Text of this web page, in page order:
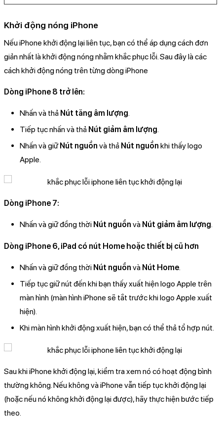
Khởi động nóng iPhone
Nếu iPhone khởi động lại liên tục, bạn có thể áp dụng cách đơn
giản nhất là khởi động nóng nhằm khắc phục lỗi. Sau đây là các
cách khởi động nóng trên từng dòng iPhone
Dòng iPhone 8 trở lên:
Nhấn và thả Nút tăng âm lượng.
Tiếp tục nhấn và thả Nút giảm âm lượng.
Nhấn và giữ Nút nguồn và thả Nút nguồn khi thấy logo
Apple.
Dòng iPhone 7:
Nhấn và giữ đồng thời Nút nguồn và Nút giảm âm lượng.
Dòng iPhone 6, iPad có nút Home hoặc thiết bị cũ hơn
Nhấn và giữ đồng thời Nút nguồn và Nút Home.
Tiếp tục giữ nút đến khi bạn thấy xuất hiện logo Apple trên
màn hình (màn hình iPhone sẽ tắt trước khi logo Apple xuất
hiện).
Khi màn hình khởi động xuất hiện, bạn có thể thả tổ hợp nút.
Sau khi iPhone khởi động lại, kiểm tra xem nó có hoạt động bình
thường không. Nếu không và iPhone vẫn tiếp tục khởi động lại
(hoặc nếu nó không khởi động lại được), hãy thực hiện bước tiếp
theo.